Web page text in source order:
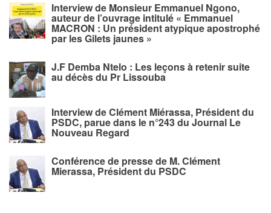
Interview de Monsieur Emmanuel Ngono,
auteur de l’ouvrage intitulé « Emmanuel
MACRON : Un président atypique apostrophé
par les Gilets jaunes »
J.F Demba Ntelo : Les leçons à retenir suite
au décès du Pr Lissouba
Interview de Clément Miérassa, Président du
PSDC, parue dans le n°243 du Journal Le
Nouveau Regard
Conférence de presse de M. Clément
Mierassa, Président du PSDC